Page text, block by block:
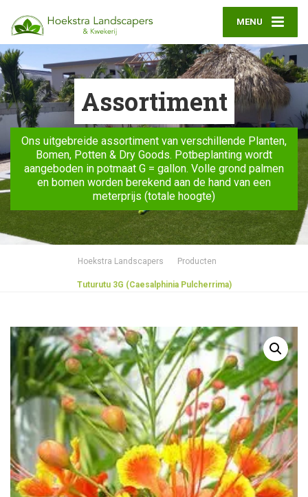
MENU
Assortiment
Ons uitgebreide assortiment van verschillende Planten,
Bomen, Potten & Dry Goods. Potbeplanting wordt
aangeboden in potmaat G = gallon. Volle grond palmen
en bomen worden berekend aan de hand van een
meterprijs (totale hoogte)
Hoekstra Landscapers Producten
Tuturutu 3G (Caesalphinia Pulcherrima)